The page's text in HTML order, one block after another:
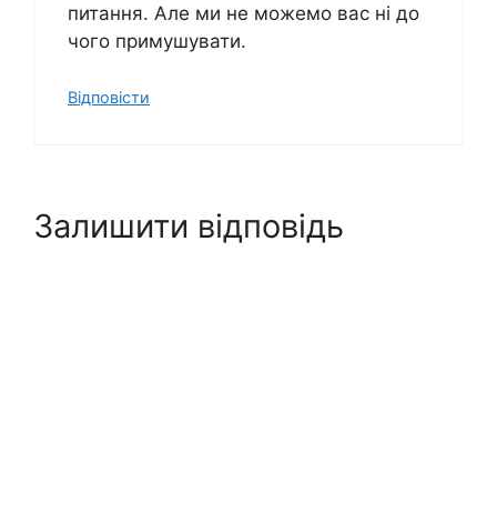
питання. Але ми не можемо вас ні до
чого примушувати.
Відповісти
Залишити відповідь